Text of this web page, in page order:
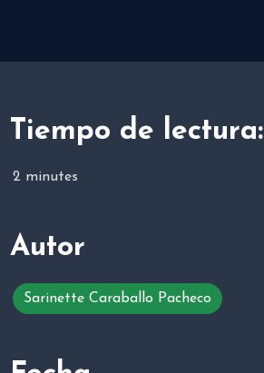
Tiempo de lectura:
2 minutes
Autor
Sarinette Caraballo Pacheco